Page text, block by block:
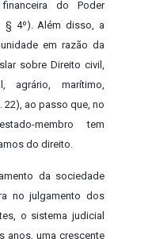
do Poder
§ 4º). Além disso, a
em razão da
sobre Direito civil,
agrário, marítimo,
22), ao passo que, no
membro tem
do direito.
da sociedade
no julgamento dos
o sistema judicial
anos, uma crescente